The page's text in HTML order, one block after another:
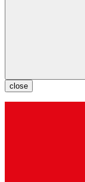
close